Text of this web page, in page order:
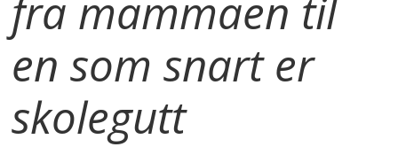
fra mammaen til
en som snart er
skolegutt